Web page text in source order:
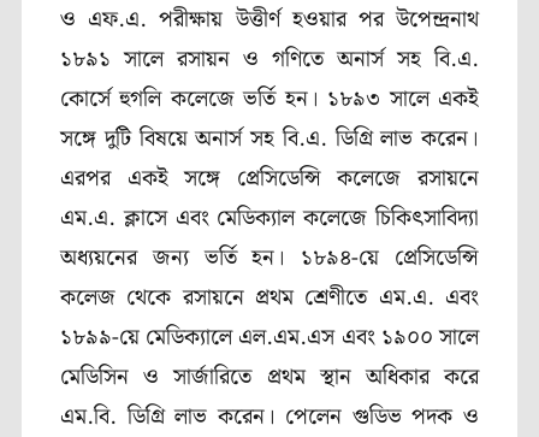
ও এফ.এ. পরীক্ষায় উত্তীর্ণ হওয়ার পর উপেন্দ্রনাথ
১৮৯১ সালে রসায়ন ও গণিতে অনার্স সহ বি.এ.
কোর্সে হুগলি কলেজে ভর্তি হন। ১৮৯৩ সালে একই
সঙ্গে দুটি বিষয়ে অনার্স সহ বি.এ. ডিগ্রি লাভ করেন।
এরপর একই সঙ্গে প্রেসিডেন্সি কলেজে রসায়নে
এম.এ. ক্লাসে এবং মেডিক্যাল কলেজে চিকিৎসাবিদ্যা
অধ্যয়নের জন্য ভর্তি হন। ১৮৯৪-য়ে প্রেসিডেন্সি
কলেজ থেকে রসায়নে প্রথম শ্রেণীতে এম.এ. এবং
১৮৯৯-য়ে মেডিক্যালে এল.এম.এস এবং ১৯০০ সালে
মেডিসিন ও সার্জারিতে প্রথম স্থান অধিকার করে
এম.বি. ডিগ্রি লাভ করেন। পেলেন গুডিভ পদক ও